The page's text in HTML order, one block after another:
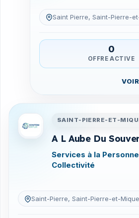
Saint Pierre, Saint-Pierre-
0
OFFRE ACTIVE
SAINT-PIERRE-ET-
A L Aube Du
Services à la
Collectivité
Saint-Pierre, Saint-Pierre-et-